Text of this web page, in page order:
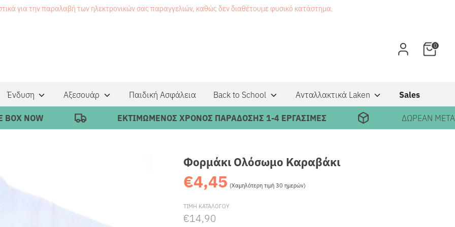
για την παραλαβή των ηλεκτρονικών σας παραγγελιών, καθώς δεν διαθέτουμε φυσικό κατάστημα.
0
Ένδυση Αξεσουάρ Παιδική Ασφάλεια Back to School Ανταλλακτικά Laken Sales
ΕΚΤΙΜΩΜΕΝΟΣ ΧΡΟΝΟΣ ΠΑΡΑΔΟΣΗΣ 1-4 ΕΡΓΑΣΙΜΕΣ ΔΩΡΕΑΝ
Φορμάκι Ολόσωμο Καραβάκι
€4,45 (Χαμηλότερη τιμή 30 ημερών)
ΤΙΜΗ ΚΑΤΑΛΟΓΟΥ
€14,90